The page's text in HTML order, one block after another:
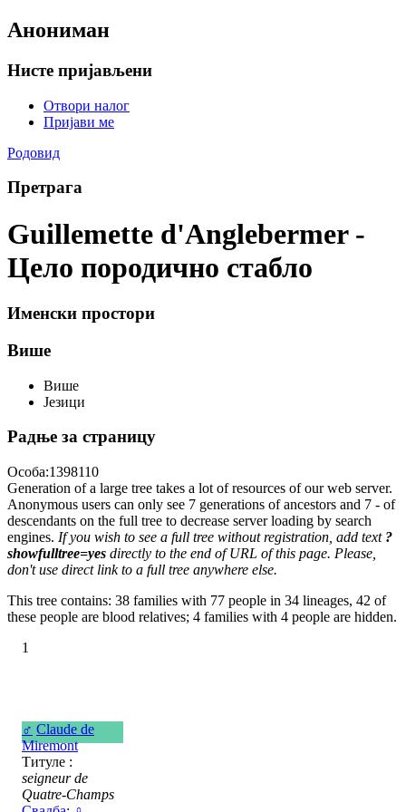
Анониман
Нисте пријављени
Отвори налог
Пријави ме
Родовид
Претрага
Guillemette d'Anglebermer -
Цело породично стабло
Именски простори
Више
Више
Језици
Радње за страницу
Особа:1398110
Generation of a large tree takes a lot of resources of our web server.
Anonymous users can only see 7 generations of ancestors and 7 - of
descendants on the full tree to decrease server loading by search
engines. If you wish to see a full tree without registration, add text ?
showfulltree=yes directly to the end of URL of this page. Please,
don't use direct link to a full tree anywhere else.
This tree contains: 38 families with 77 people in 34 lineages, 42 of
these people are blood relatives; 4 families with 4 people are hidden.
1
♂ Claude de
Miremont
Титуле :
seigneur de
Quatre-Champs